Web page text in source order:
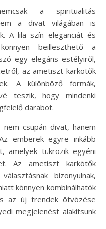
a spiritualitás
a divat világában is
A lila szín eleganciát és
beilleszthető a
egy elegáns estélyiről,
az ametiszt karkötők
A különböző formák,
teszik, hogy mindenki
darabot.
csupán divat, hanem
emberek egyre inkább
amelyek tükrözik egyéni
Az ametiszt karkötők
bizonyulnak,
könnyen kombinálhatók
az új trendek ötvözése
megjelenést alakítsunk